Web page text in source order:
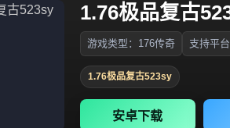
1.76极品复古
游戏类型：176传奇 支持平
1.76极品复古523sy
安卓下载